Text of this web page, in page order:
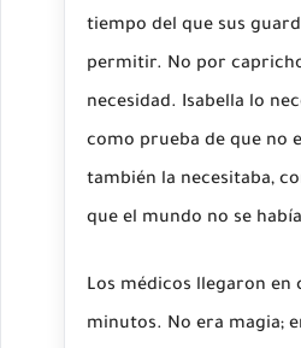
tiempo del que sus
permitir. No por
necesidad. Isabella lo
como prueba de que no
también la necesitaba,
que el mundo no se
Los médicos llegaron en
minutos. No era magia;